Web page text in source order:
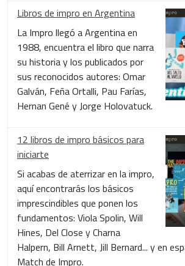
Libros de impro en Argentina
La Impro llegó a Argentina en
1988, encuentra el libro que narra
su historia y los publicados por
sus reconocidos autores: Omar
Galván, Feña Ortalli, Pau Farías,
Hernan Gené y Jorge Holovatuck.
12 libros de impro básicos para
iniciarte
Si acabas de aterrizar en la impro,
aquí encontrarás los básicos
imprescindibles que ponen los
fundamentos: Viola Spolin, Will
Hines, Del Close y Charna
Halpern, Bill Arnett, Jill Bernard... y en
Match de Impro.